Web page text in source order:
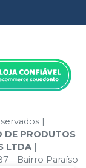
|
DE PRODUTOS
LTDA |
- Bairro Paraíso